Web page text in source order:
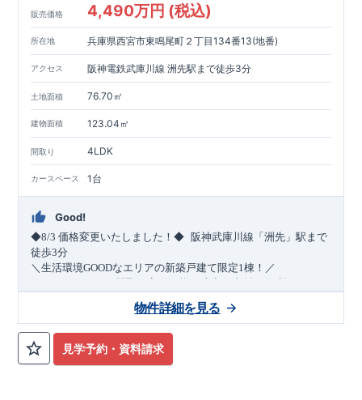
販売価格 4,490万円 (税込)
所在地 兵庫県西宮市東鳴尾町２丁目134番13(地番)
アクセス 阪神電鉄武庫川線 洲先駅まで徒歩3分
土地面積 76.70㎡
建物面積 123.04㎡
間取り 4LDK
カースペース 1台
Good!
◆8/3 価格変更いたしました！◆ ​阪神武庫川線 「洲先」駅まで
徒歩3分
＼生活環境GOODなエリアの新築戸建て限定1棟！／
・2部屋から行き来できる
・デザインと機能性を兼ね備えたオープンサニタリー
リビング全体を見渡せる
​
ーパー）徒歩10分 約787ｍ)​
・網戸
↓クリックすると特設ページにジャンプします↓
2024 年グッドデザイン賞 プロジェクト同時受賞
見学予約・資料請求
物件詳細を見る